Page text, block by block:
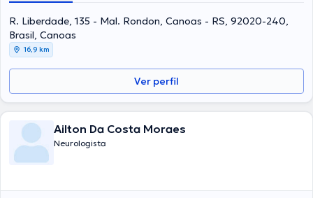
R. Liberdade, 135 - Mal. Rondon, Canoas - RS, 92020-240,
Brasil, Canoas
16,9 km
Ver perfil
Ailton Da Costa Moraes
Neurologista